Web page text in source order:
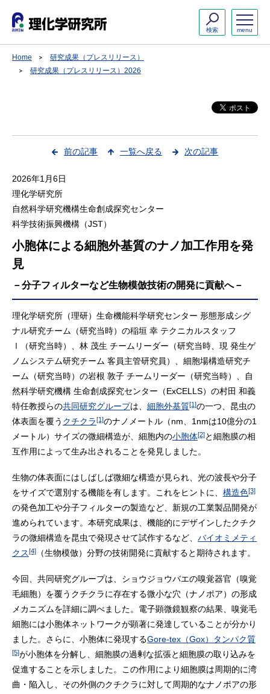
menu
検索
Home
研究成果（プレスリリース）
研究成果（プレスリリース）2026
前の記事 一覧へ戻る 次の記事
2026年1月6日
理化学研究所
自然科学研究機構生命創成探究センター
科学技術振興機構（JST）
小胞体による細胞外基質のナノ加工作用を発
見
－分子フィルターなど生物模倣技術の開発に貢献へ－
理化学研究所（理研）生命機能科学研究センター 形態形成シグ
ナル研究チーム（研究当時）の稲垣 幸 テクニカルスタッフ
Ⅰ（研究当時）、林 茂生 チームリーダー（研究当時、現 発生ゲ
ノムシステム研究チーム 客員主管研究員）、細胞場構造研究チ
ーム（研究当時）の岩根 敦子 チームリーダー（研究当時）、自
然科学研究機構 生命創成探究センター（ExCELLS）の村田 和義
特任教授らの共同研究グループは、 細胞外基質[1]の一つ、昆虫の
体表面を覆う クチクラ[1]のナノメートル（nm、1nmは10億分の1
メートル）サイズの微細構造が、細胞内の小胞体[2]と細胞膜の相
互作用によって生み出されることを発見しました。
生物の体表面にはしばしば微細な構造が見られ、光の波長や分子
をサイズで選別する機能を有します。これをヒントに、 構造色[3]
の発色加工や分子フィルターの製造など、新規の工業製品開発が
進められています。本研究成果は、機能的にデザインしたクチク
ラの微細構造を昆虫で発現させて試作するなど、 バイオミメティ
クス[4] （生物模倣）分野の技術開発に貢献すると期待されます。
今回、共同研究グループは、ショウジョウバエの嗅覚器官（嗅覚
毛細胞）を覆うクチクラに存在する微小な穴（ナノポア）の形成
メカニズムを詳細に調べました。電子顕微鏡観察の結果、嗅覚毛
細胞には小胞体ネットワークが顕著に発達していることが分かり
ました。さらに、小胞体に発現するGore-tex（Gox）タンパク質
[5]が小胞体を分解し、細胞膜の過剰な拡張と細胞膜の取り込みを
促進することを示しました。この作用により細胞膜は周期的に湾
曲・陥入し、その外側のクチクラに対して周期的なナノポアの形